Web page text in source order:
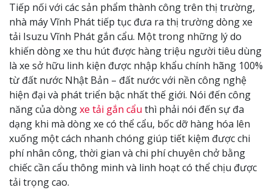
Tiếp nối với các sản phẩm thành công trên thị trường,
nhà máy Vĩnh Phát tiếp tục đưa ra thị trường dòng xe
tải Isuzu Vĩnh Phát gắn cẩu. Một trong những lý do
khiến dòng xe thu hút được hàng triệu người tiêu dùng
là xe sở hữu linh kiện được nhập khẩu chính hãng 100%
từ đất nước Nhật Bản – đất nước với nền công nghệ
hiện đại và phát triển bậc nhất thế giới. Nói đến công
năng của dòngxe tải gắn cẩu thì phải nói đến sự đa
dạng khi mà dòng xe có thể cẩu, bốc dỡ hàng hóa lên
xuống một cách nhanh chóng giúp tiết kiệm được chi
phí nhân công, thời gian và chi phí chuyên chở bằng
chiếc cần cẩu thông minh và linh hoạt có thể chịu được
tải trọng cao.